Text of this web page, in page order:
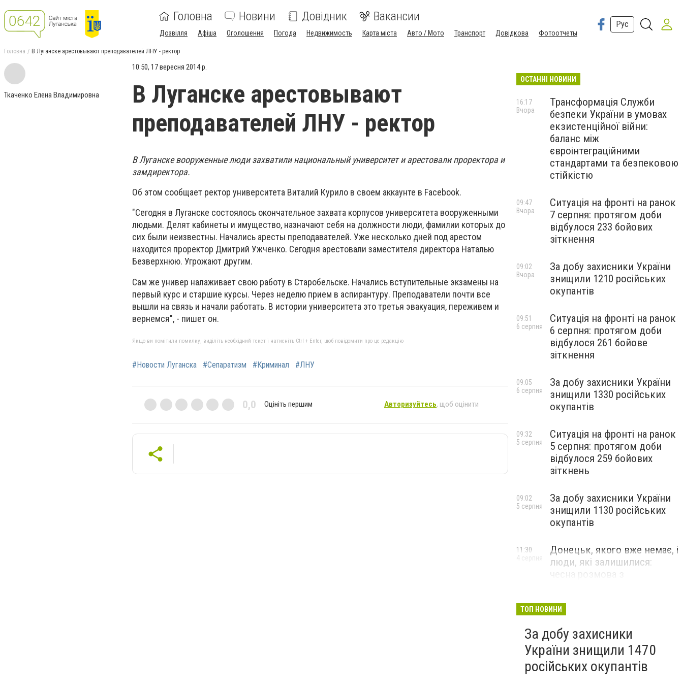
Головна Новини Довідник Вакансии
Дозвілля Афіша Оголошення Погода Недвижимость Карта міста Авто / Мото Транспорт Довідкова Фотоотчеты
Рус
Головна В Луганске арестовывают преподавателей ЛНУ - ректор
Ткаченко Елена Владимировна
10:50, 17 вересня 2014 р.
В Луганске арестовывают
преподавателей ЛНУ - ректор
В Луганске вооруженные люди захватили национальный университет и арестовали проректора и
замдиректора.
Об этом сообщает ректор университета Виталий Курило в своем аккаунте в Facebook.
"Сегодня в Луганске состоялось окончательное захвата корпусов университета вооруженными
людьми. Делят кабинеты и имущество, назначают себя на должности люди, фамилии которых до
сих были неизвестны. Начались аресты преподавателей. Уже несколько дней под арестом
находится проректор Дмитрий Ужченко. Сегодня арестовали заместителя директора Наталью
Безверхнюю. Угрожают другим.
Сам же универ налаживает свою работу в Старобельске. Начались вступительные экзамены на
первый курс и старшие курсы. Через неделю прием в аспирантуру. Преподаватели почти все
вышли на связь и начали работать. В истории университета это третья эвакуация, переживем и
вернемся", - пишет он.
Якщо ви помітили помилку, виділіть необхідний текст і натисніть Ctrl + Enter, щоб повідомити про це редакцію
#Новости Луганска #Сепаратизм #Криминал #ЛНУ
0,0 Оцініть першим Авторизуйтесь, щоб оцінити
ОСТАННІ НОВИНИ
Трансформація Служби
безпеки України в умовах
екзистенційної війни:
баланс між
євроінтеграційними
стандартами та безпековою
стійкістю
16:17
Вчора
Ситуація на фронті на ранок
7 серпня: протягом доби
відбулося 233 бойових
зіткнення
09:47
Вчора
За добу захисники України
знищили 1210 російських
окупантів
09:02
Вчора
Ситуація на фронті на ранок
6 серпня: протягом доби
відбулося 261 бойове
зіткнення
09:51
6 серпня
За добу захисники України
знищили 1330 російських
окупантів
09:05
6 серпня
Ситуація на фронті на ранок
5 серпня: протягом доби
відбулося 259 бойових
зіткнень
09:32
5 серпня
За добу захисники України
знищили 1130 російських
окупантів
09:02
5 серпня
Донецьк, якого вже немає, і
люди, які залишилися:
11:30
4 серпня
ТОП НОВИНИ
За добу захисники
України знищили 1470
російських окупантів